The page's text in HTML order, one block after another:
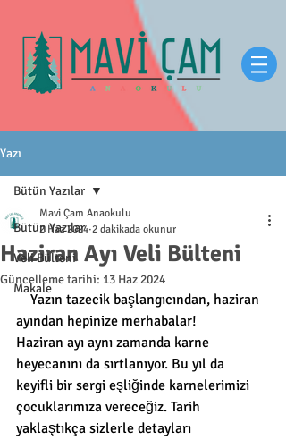
Yazı
Bütün Yazılar
Veli Bülteni
Makale
Bütün Yazılar
Haziran Ayı Veli Bülteni
Mavi Çam Anaokulu
2 Haz 2024 2 dakikada okunur
Güncelleme tarihi: 13 Haz 2024
Yazın tazecik başlangıcından, haziran
ayından hepinize merhabalar!
Haziran ayı aynı zamanda karne
heyecanını da sırtlanıyor. Bu yıl da
keyifli bir sergi eşliğinde karnelerimizi
çocuklarımıza vereceğiz. Tarih
yaklaştıkça sizlerle detayları